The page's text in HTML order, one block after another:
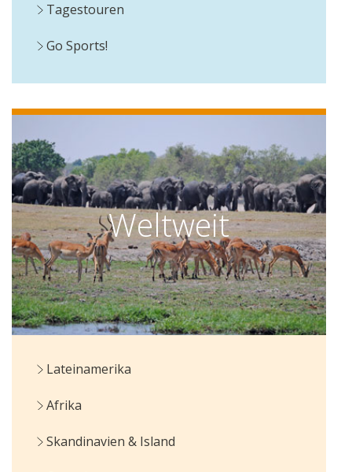
Tagestouren
Go Sports!
Weltweit
Lateinamerika
Afrika
Skandinavien & Island